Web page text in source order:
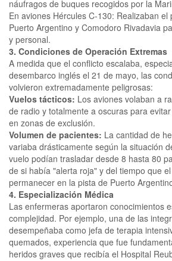
náufragos de buques recogidos por la
En aviones Hércules C-130: Realizaban
Puerto Argentino y Comodoro Rivadavia
y personal.
3. Condiciones de Operación Extremas
A medida que el conflicto escalaba,
desembarco inglés el 21 de mayo, las
volvieron extremadamente peligrosas:
Vuelos tácticos: Los aviones volaban a
de radio y totalmente a oscuras para
en zonas de exclusión.
Volumen de pacientes: La cantidad de
variaba drásticamente según la situación
vuelo podían trasladar desde 8 hasta 80
de si había "alerta roja" y del tiempo que
permanecer en la pista de Puerto
4. Especialización Médica
Las enfermeras aportaron conocimientos
complejidad. Por ejemplo, una de las
desempeñaba como jefa de terapia
quemados, experiencia que fue
heridos graves que recibía el Hospital